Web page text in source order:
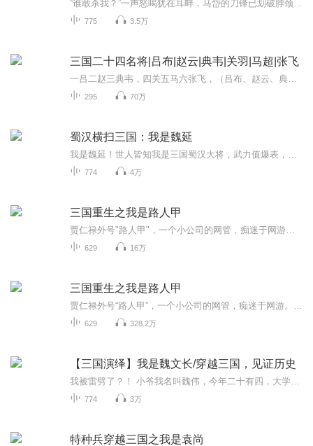
775 3.5万
三国二十四名将|吕布|赵云|典韦|关羽|马超|张飞
295 70万
蜀汉横扫三国：我是魏延
774 4万
三国重生之我是路人甲
629 16万
三国重生之我是路人甲
629 328.2万
【三国演绎】我是魏文长/穿越三国，见证历史
774 3万
特种兵穿越三国之我是袁尚